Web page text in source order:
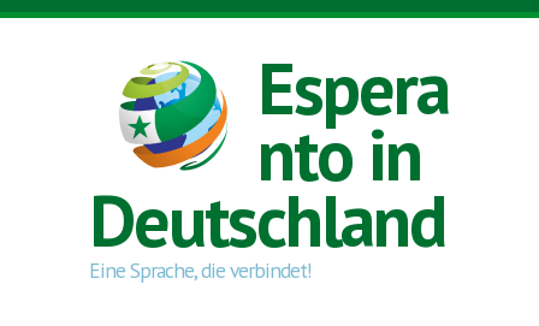
Direkt zum Inhalt
Espera
nto in
Deutschland
Eine Sprache, die verbindet!